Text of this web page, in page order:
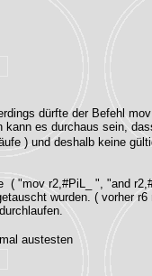
dürfte der Befehl
kann es durchaus sein,
) und deshalb keine
( "mov r2,#PiL_ ", "and
wurden. ( vorher r6
austesten